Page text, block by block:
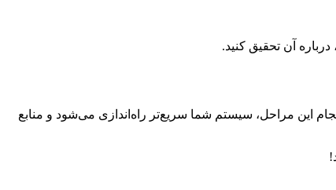
آن تحقیق کنید.
این مراحل، سیستم شما سریع‌تر راه‌اندازی می‌شود و منابع